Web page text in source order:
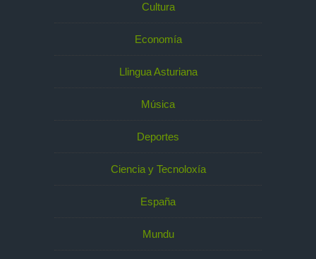
Cultura
Economía
Llingua Asturiana
Música
Deportes
Ciencia y Tecnoloxía
España
Mundu